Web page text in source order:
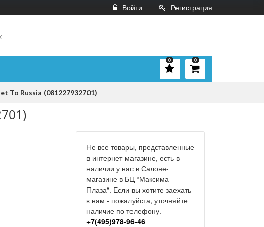
Войти Регистрация
0
0
To Russia (081227932701)
Не все товары, представленные
в интернет-магазине, есть в
наличии у нас в Салоне-
магазине в БЦ “Максима
Плаза“. Если вы хотите заехать
к нам - пожалуйста, уточняйте
наличие по телефону.
+7(495)978-96-46